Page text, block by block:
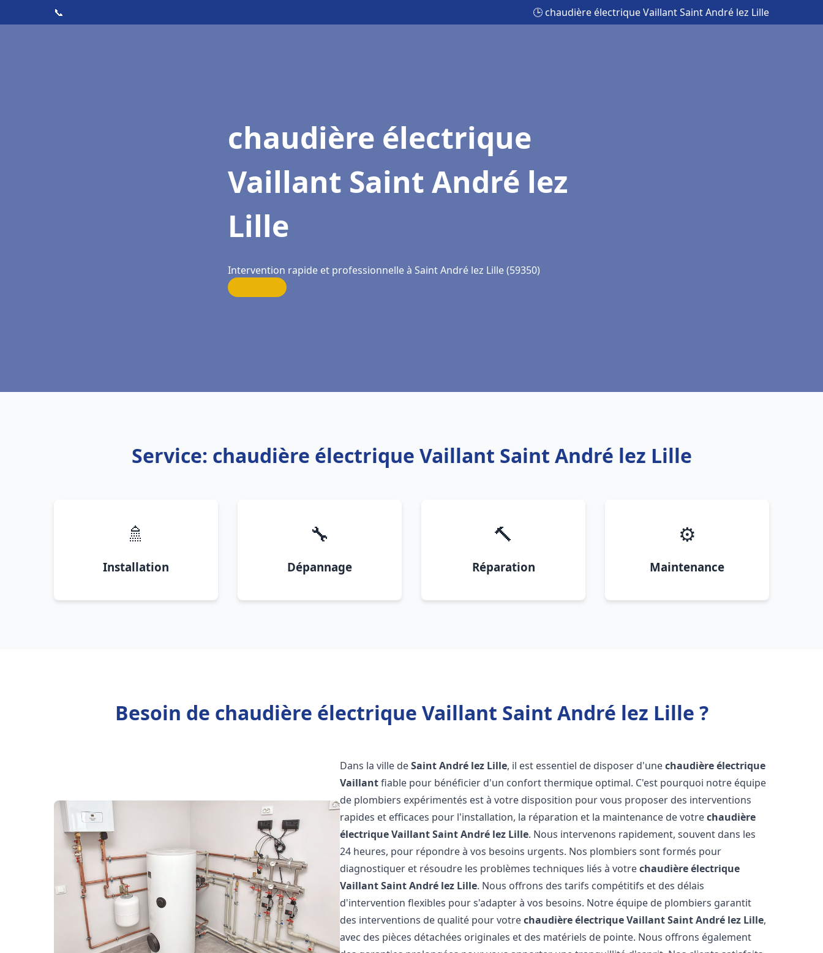
📞 🕒 chaudière électrique Vaillant Saint André lez Lille
chaudière électrique
Vaillant Saint André lez
Lille
Intervention rapide et professionnelle à Saint André lez Lille (59350)
Service: chaudière électrique Vaillant Saint André lez Lille
🚿
Installation
🔧
Dépannage
🔨
Réparation
⚙️
Maintenance
Besoin de chaudière électrique Vaillant Saint André lez Lille ?
Dans la ville deSaint André lez Lille, il est essentiel de disposer d'unechaudière électrique
Vaillantfiable pour bénéficier d'un confort thermique optimal. C'est pourquoi notre équipe
de plombiers expérimentés est à votre disposition pour vous proposer des interventions
rapides et efficaces pour l'installation, la réparation et la maintenance de votrechaudière
électrique VaillantSaint André lez Lille. Nous intervenons rapidement, souvent dans les
24 heures, pour répondre à vos besoins urgents. Nos plombiers sont formés pour
diagnostiquer et résoudre les problèmes techniques liés à votrechaudière électrique
VaillantSaint André lez Lille. Nous offrons des tarifs compétitifs et des délais
d'intervention flexibles pour s'adapter à vos besoins. Notre équipe de plombiers garantit
des interventions de qualité pour votrechaudière électrique VaillantSaint André lez Lille,
avec des pièces détachées originales et des matériels de pointe. Nous offrons également